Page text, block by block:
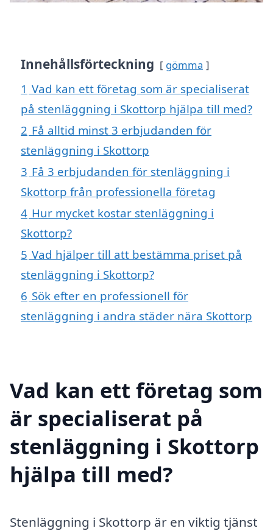
Innehållsförteckning gömma
1 Vad kan ett företag som är specialiserat
på stenläggning i Skottorp hjälpa till med?
2 Få alltid minst 3 erbjudanden för
stenläggning i Skottorp
3 Få 3 erbjudanden för stenläggning i
Skottorp från professionella företag
4 Hur mycket kostar stenläggning i
Skottorp?
5 Vad hjälper till att bestämma priset på
stenläggning i Skottorp?
6 Sök efter en professionell för
stenläggning i andra städer nära Skottorp
Vad kan ett företag som
är specialiserat på
stenläggning i Skottorp
hjälpa till med?
Stenläggning i Skottorp är en viktig tjänst